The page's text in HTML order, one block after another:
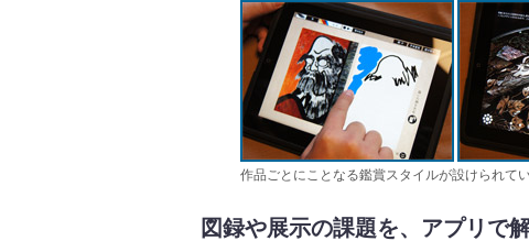
作品ごとにことなる鑑賞スタイルが設けられて
図録や展示の課題を、アプリで